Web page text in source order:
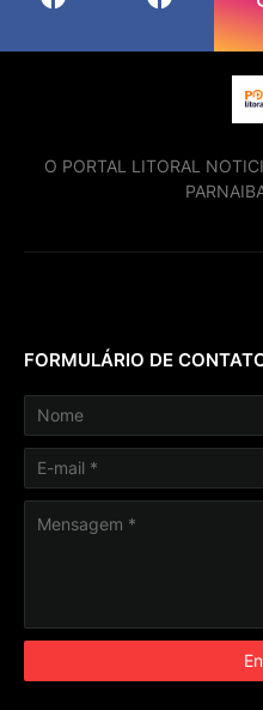
O PORTAL LITORAL
FORMULÁRIO DE